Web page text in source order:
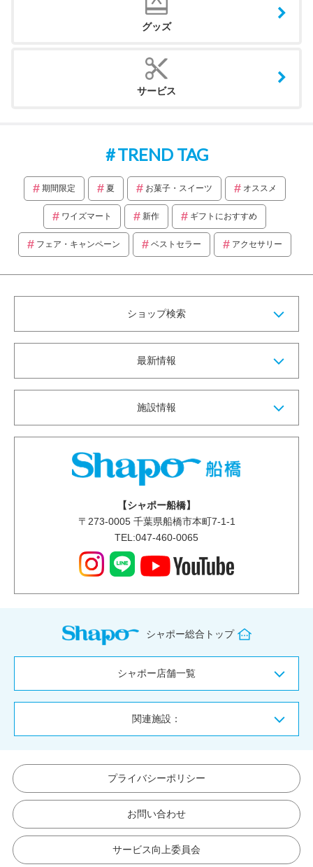
グッズ
サービス
TREND TAG
期間限定 夏 お菓子・スイーツ オススメ
ワイズマート 新作 ギフトにおすすめ
フェア・キャンペーン ベストセラー アクセサリー
ショップ検索
最新情報
施設情報
【シャポー船橋】
〒 273-0005千葉県船橋市本町7-1-1
TEL:047-460-0065
シャポー総合トップ
シャポー店舗一覧
関連施設：
プライバシーポリシー
お問い合わせ
サービス向上委員会